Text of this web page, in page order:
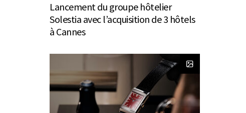
Lancement du groupe hôtelier
Solestia avec l’acquisition de 3 hôtels
à Cannes